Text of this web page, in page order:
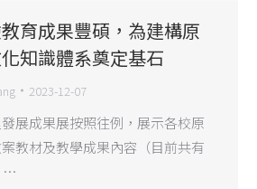
育成果豐碩，為建構原
知識體系奠定基石
2023-12-07
展成果展按照往例，展示各校原
教材及教學成果內容（目前共有
…